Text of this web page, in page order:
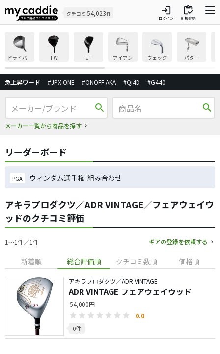
クチコミ 54,023件 login
ログイン
inventory
新規登録
ドライバー FW UT アイアン ウェッジ パター
急上昇ワード #JPX ONE #ONOFF AKA #Qi4D #G440
search
メーカー一覧から商品を探す
search
リーダーボード
PGA ウィンダム選手権 組み合わせ
アキラプロダクツ／ADR VINTAGE／フェアウェイウ
ッドのクチコミ評価
1〜1件／1件 ギアの登録を依頼する
新着順 総合評価順 クチコミ数順 価格順
アキラプロダクツ／ADR VINTAGE
ADR VINTAGE フェアウェイウッド
54,000円
0.0
0件